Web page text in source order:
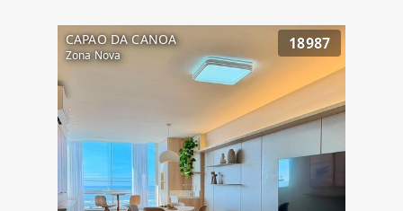
CAPAO DA CANOA
Zona Nova
18987